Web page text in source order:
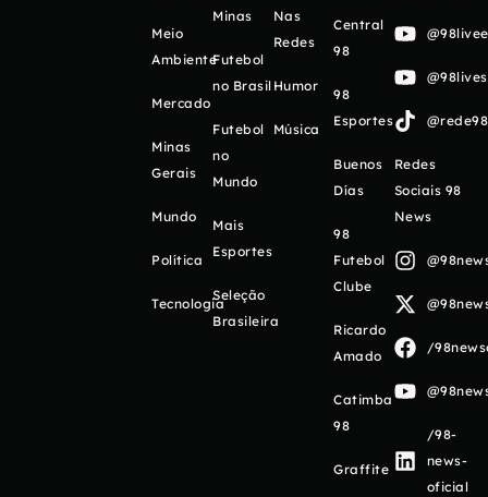
Meio
Ambiente
Mercado
Minas
Gerais
Mundo
Política
Tecnologia
Minas
Futebol
no Brasil
Futebol
no
Mundo
Mais
Esportes
Seleção
Brasileira
Nas
Redes
Humor
Música
Central
98
98
Esportes
Buenos
Días
98
Futebol
Clube
Ricardo
Amado
Catimba
98
Graffite
Redes
Sociais 98
News
/
/98-
news-
oficial